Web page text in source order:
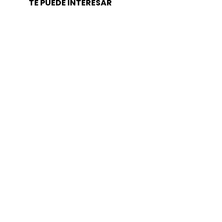
TE PUEDE INTERESAR